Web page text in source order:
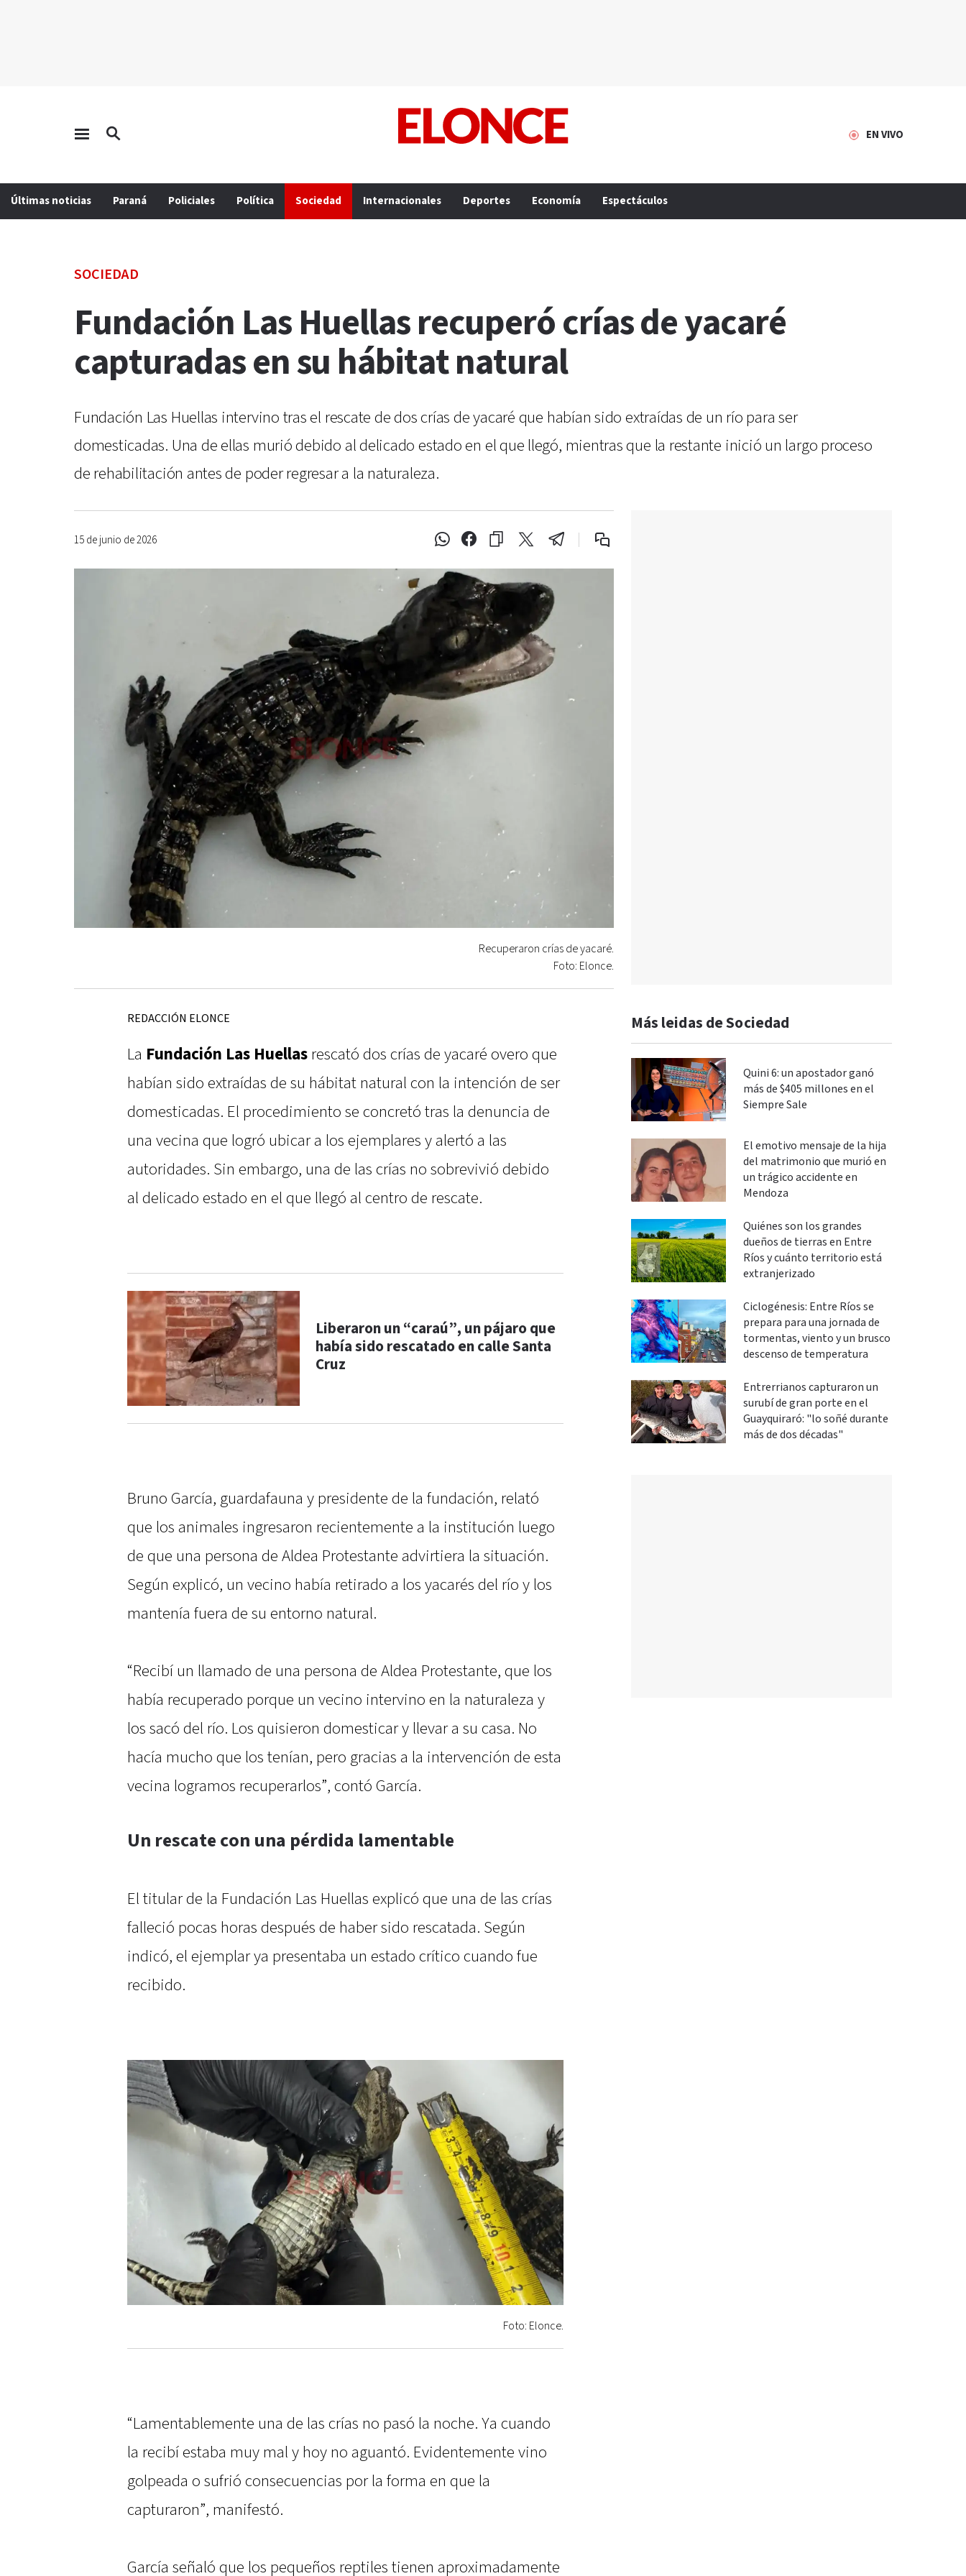
EN VIVO
Últimas noticias Paraná Policiales Política Sociedad Internacionales Deportes Economía Espectáculos
SOCIEDAD
Fundación Las Huellas recuperó crías de yacaré
capturadas en su hábitat natural
Fundación Las Huellas intervino tras el rescate de dos crías de yacaré que habían sido extraídas de un río para ser
domesticadas. Una de ellas murió debido al delicado estado en el que llegó, mientras que la restante inició un largo proceso
de rehabilitación antes de poder regresar a la naturaleza.
15 de junio de 2026
Recuperaron crías de yacaré.
Foto: Elonce.
REDACCIÓN ELONCE
La Fundación Las Huellas rescató dos crías de yacaré overo que
habían sido extraídas de su hábitat natural con la intención de ser
domesticadas. El procedimiento se concretó tras la denuncia de
una vecina que logró ubicar a los ejemplares y alertó a las
autoridades. Sin embargo, una de las crías no sobrevivió debido
al delicado estado en el que llegó al centro de rescate.
Liberaron un “caraú”, un pájaro que
había sido rescatado en calle Santa
Cruz
Bruno García, guardafauna y presidente de la fundación, relató
que los animales ingresaron recientemente a la institución luego
de que una persona de Aldea Protestante advirtiera la situación.
Según explicó, un vecino había retirado a los yacarés del río y los
mantenía fuera de su entorno natural.
“Recibí un llamado de una persona de Aldea Protestante, que los
había recuperado porque un vecino intervino en la naturaleza y
los sacó del río. Los quisieron domesticar y llevar a su casa. No
hacía mucho que los tenían, pero gracias a la intervención de esta
vecina logramos recuperarlos”, contó García.
Un rescate con una pérdida lamentable
El titular de la Fundación Las Huellas explicó que una de las crías
falleció pocas horas después de haber sido rescatada. Según
indicó, el ejemplar ya presentaba un estado crítico cuando fue
recibido.
Foto: Elonce.
“Lamentablemente una de las crías no pasó la noche. Ya cuando
la recibí estaba muy mal y hoy no aguantó. Evidentemente vino
golpeada o sufrió consecuencias por la forma en que la
capturaron”, manifestó.
García señaló que los pequeños reptiles tienen aproximadamente
Más leidas de Sociedad
Quini 6: un apostador ganó
más de $405 millones en el
Siempre Sale
El emotivo mensaje de la hija
del matrimonio que murió en
un trágico accidente en
Mendoza
Quiénes son los grandes
dueños de tierras en Entre
Ríos y cuánto territorio está
extranjerizado
Ciclogénesis: Entre Ríos se
prepara para una jornada de
tormentas, viento y un brusco
descenso de temperatura
Entrerrianos capturaron un
surubí de gran porte en el
Guayquiraró: "lo soñé durante
más de dos décadas"